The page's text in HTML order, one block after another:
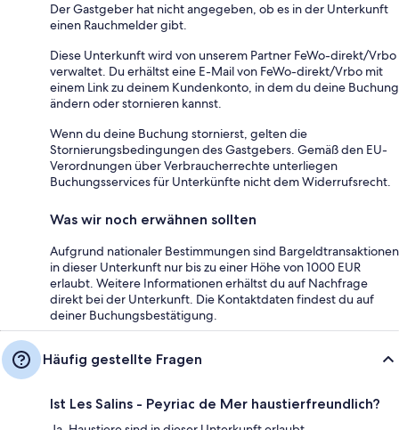
Der Gastgeber hat nicht angegeben, ob es in der Unterkunft
einen Rauchmelder gibt.
Diese Unterkunft wird von unserem Partner FeWo-direkt/Vrbo
verwaltet. Du erhältst eine E-Mail von FeWo-direkt/Vrbo mit
einem Link zu deinem Kundenkonto, in dem du deine Buchung
ändern oder stornieren kannst.
Wenn du deine Buchung stornierst, gelten die
Stornierungsbedingungen des Gastgebers. Gemäß den EU-
Verordnungen über Verbraucherrechte unterliegen
Buchungsservices für Unterkünfte nicht dem Widerrufsrecht.
Was wir noch erwähnen sollten
Aufgrund nationaler Bestimmungen sind Bargeldtransaktionen
in dieser Unterkunft nur bis zu einer Höhe von 1000 EUR
erlaubt. Weitere Informationen erhältst du auf Nachfrage
direkt bei der Unterkunft. Die Kontaktdaten findest du auf
deiner Buchungsbestätigung.
Häufig gestellte Fragen
Ist Les Salins - Peyriac de Mer haustierfreundlich?